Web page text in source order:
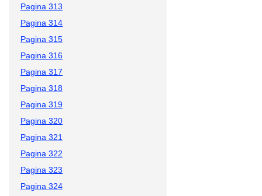
Pagina 313
Pagina 314
Pagina 315
Pagina 316
Pagina 317
Pagina 318
Pagina 319
Pagina 320
Pagina 321
Pagina 322
Pagina 323
Pagina 324